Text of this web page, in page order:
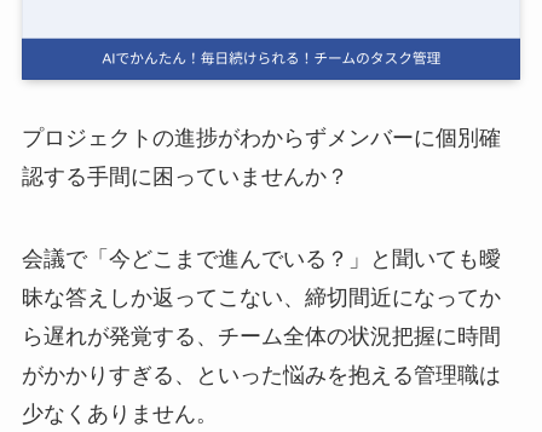
スーツアップを無料ではじめる▶
サービス概要資料はこちら
プロジェクトの進捗がわからずメンバーに個別確
認する手間に困っていませんか？
会議で「今どこまで進んでいる？」と聞いても曖
昧な答えしか返ってこない、締切間近になってか
ら遅れが発覚する、チーム全体の状況把握に時間
がかかりすぎる、といった悩みを抱える管理職は
少なくありません。